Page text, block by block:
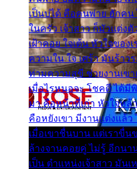
เป็นบ่ได้ คือคนพ่าย ฮักคน
ในครัว เจ้าสาว ก็มัวแต่งตั
เฝ้าคอย ใจเต้น หัวใจของ
ความใน ใจ เศร้า มันร้าว
ท่ามความสุขี ช่วยงานเข
เมื่อไรหนอจะ โชคดี ได้มี
มา คือหน้าที่เก่า หัวใจหล้
คือหยังเขา มีงานแต่งแล้ว
เมื่อเขาชื่นบาน แต่เราขื่น
ล้างจานคอยคู่ ไม่รู้ อีกนา
เป็น ตำแหน่งเจ้าสาว มัน